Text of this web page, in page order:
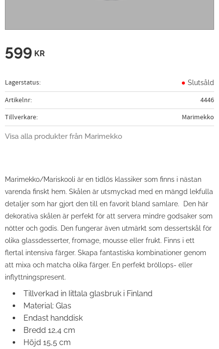
599 KR
Lagerstatus Slutsåld
Artikelnr
4446
Tillverkare
Marimekko
Visa alla produkter från Marimekko
Marimekko/Mariskooli är en tidlös klassiker som finns i nästan
varenda finskt hem. Skålen är utsmyckad med en mängd lekfulla
detaljer som har gjort den till en favorit bland samlare. Den här
dekorativa skålen är perfekt för att servera mindre godsaker som
nötter och godis. Den fungerar även utmärkt som dessertskål för
olika glassdesserter, fromage, mousse eller frukt. Finns i ett
flertal intensiva färger. Skapa fantastiska kombinationer genom
att mixa och matcha olika färger. En perfekt bröllops- eller
inflyttningspresent.
Tillverkad in Iittala glasbruk i Finland
Material: Glas
Endast handdisk
Bredd 12,4 cm
Höjd 15,5 cm